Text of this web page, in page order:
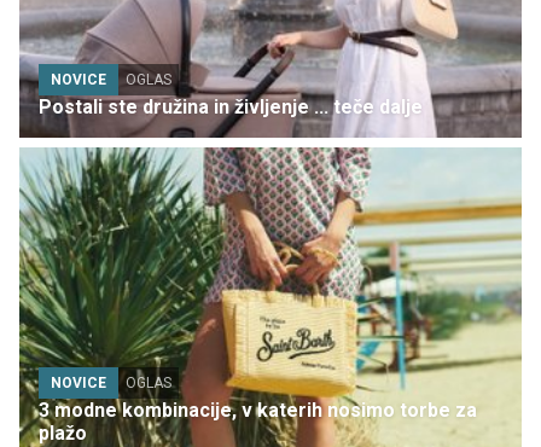
NOVICE OGLAS
Postali ste družina in življenje ... teče dalje
NOVICE OGLAS
3 modne kombinacije, v katerih nosimo torbe za
plažo